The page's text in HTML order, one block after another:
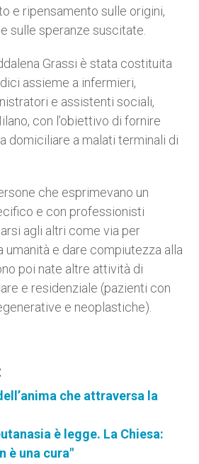
e ripensamento sulle origini,
sulle speranze suscitate.
Grassi è stata costituita
assieme a infermieri,
e assistenti sociali,
con l’obiettivo di fornire
domiciliare a malati terminali di
che esprimevano un
e con professionisti
agli altri come via per
umanità e dare compiutezza alla
poi nate altre attività di
e residenziale (pazienti con
e neoplastiche).
che attraversa la
è legge. La Chiesa:
è una cura"